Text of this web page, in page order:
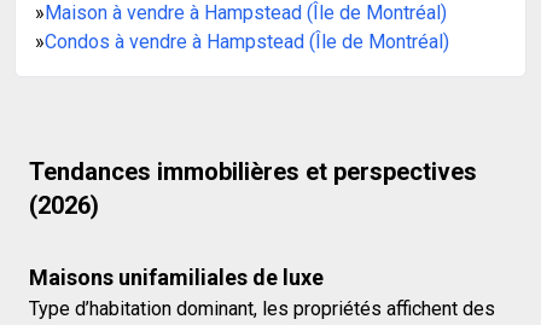
» Maison à vendre à Hampstead (Île de Montréal)
»Condos à vendre à Hampstead (Île de Montréal)
Tendances immobilières et perspectives
(2026)
Maisons unifamiliales de luxe
Type d’habitation dominant, les propriétés affichent des